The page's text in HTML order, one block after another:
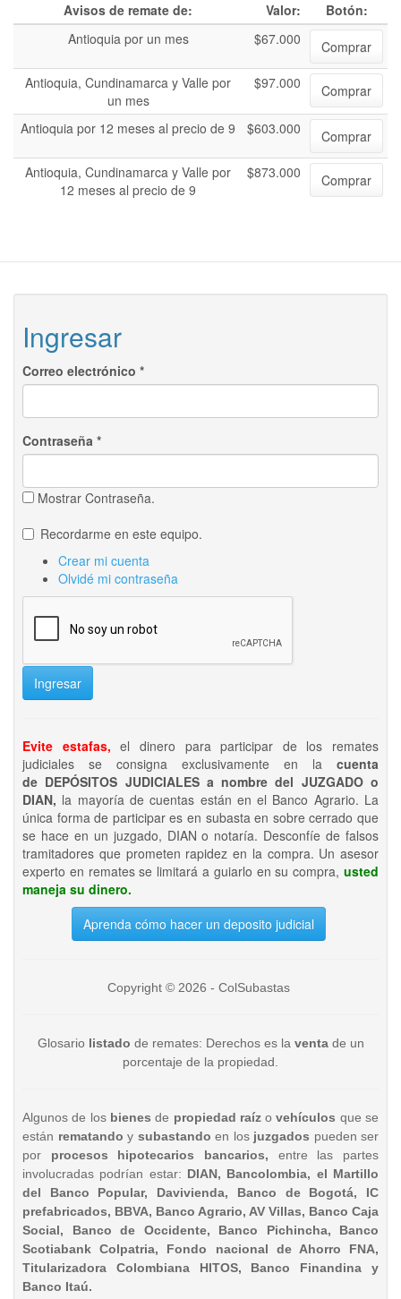
Avisos de remate de:
Valor:
Botón:
Antioquia por un mes
$67.000
Comprar
Antioquia, Cundinamarca y Valle por
un mes
$97.000 Comprar
Antioquia por 12 meses al precio de 9 $603.000
Comprar
Antioquia, Cundinamarca y Valle por
12 meses al precio de 9
$873.000 Comprar
Ingresar
Correo electrónico *
Contraseña *
Mostrar Contraseña.
Recordarme en este equipo.
Crear mi cuenta
Olvidé mi contraseña
Ingresar
Evite estafas, el dinero para participar de los remates
judiciales se consigna exclusivamente en la cuenta
de DEPÓSITOS JUDICIALES a nombre del JUZGADO o
DIAN, la mayoría de cuentas están en el Banco Agrario. La
única forma de participar es en subasta en sobre cerrado que
se hace en un juzgado, DIAN o notaría. Desconfíe de falsos
tramitadores que prometen rapidez en la compra. Un asesor
experto en remates se limitará a guiarlo en su compra, usted
maneja su dinero.
Aprenda cómo hacer un deposito judicial
Copyright © 2026 - ColSubastas
Glosario listado de remates: Derechos es la ventade un
porcentaje de la propiedad.
Algunos de los bienesde propiedad raízo vehículos que se
están rematando y subastando en los juzgados pueden ser
por procesos hipotecarios bancarios, entre las partes
involucradas podrían estar: DIAN, Bancolombia, el Martillo
del Banco Popular, Davivienda, Banco de Bogotá, IC
prefabricados, BBVA, Banco Agrario, AV Villas, Banco Caja
Social, Banco de Occidente, Banco Pichincha, Banco
Scotiabank Colpatria, Fondo nacional de Ahorro FNA,
Titularizadora Colombiana HITOS, Banco Finandina y
Banco Itaú.